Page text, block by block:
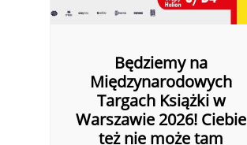
Będziemy na
Międzynarodowych
Targach Książki w
Warszawie 2026! Ciebie
też nie może tam